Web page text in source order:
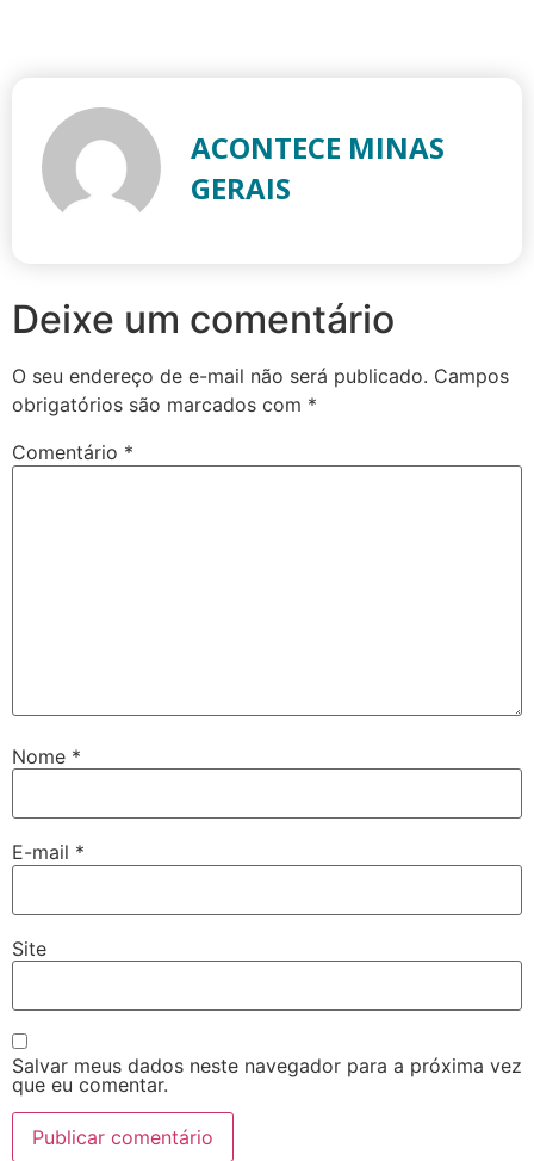
ACONTECE MINAS
GERAIS
Deixe um comentário
O seu endereço de e-mail não será publicado. Campos
obrigatórios são marcados com *
Comentário *
Nome *
E-mail *
Site
Salvar meus dados neste navegador para a próxima vez
que eu comentar.